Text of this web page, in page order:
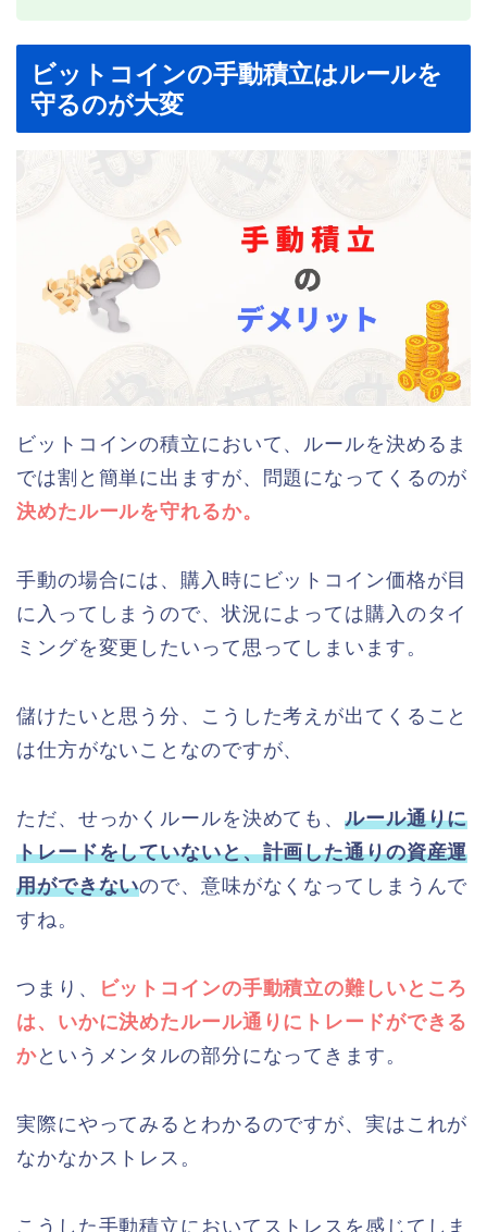
ビットコインの手動積立はルールを
守るのが大変
ビットコインの積立において、ルールを決めるま
では割と簡単に出ますが、問題になってくるのが
決めたルールを守れるか。
手動の場合には、購入時にビットコイン価格が目
に入ってしまうので、状況によっては購入のタイ
ミングを変更したいって思ってしまいます。
儲けたいと思う分、こうした考えが出てくること
は仕方がないことなのですが、
ただ、せっかくルールを決めても、ルール通りに
トレードをしていないと、計画した通りの資産運
用ができないので、意味がなくなってしまうんで
すね。
つまり、
ビットコインの手動積立の難しいところ
は、いかに決めたルール通りにトレードができる
かというメンタルの部分になってきます。
実際にやってみるとわかるのですが、実はこれが
なかなかストレス。
こうした手動積立においてストレスを感じてしま